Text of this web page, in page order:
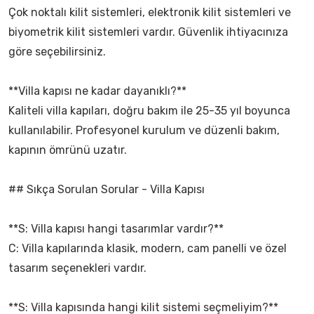
Çok noktalı kilit sistemleri, elektronik kilit sistemleri ve
biyometrik kilit sistemleri vardır. Güvenlik ihtiyacınıza
göre seçebilirsiniz.
**Villa kapısı ne kadar dayanıklı?**
Kaliteli villa kapıları, doğru bakım ile 25-35 yıl boyunca
kullanılabilir. Profesyonel kurulum ve düzenli bakım,
kapının ömrünü uzatır.
## Sıkça Sorulan Sorular - Villa Kapısı
**S: Villa kapısı hangi tasarımlar vardır?**
C: Villa kapılarında klasik, modern, cam panelli ve özel
tasarım seçenekleri vardır.
**S: Villa kapısında hangi kilit sistemi seçmeliyim?**